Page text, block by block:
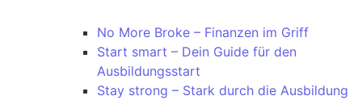
No More Broke – Finanzen im Griff
Start smart – Dein Guide für den
Ausbildungsstart
Stay strong – Stark durch die Ausbildung